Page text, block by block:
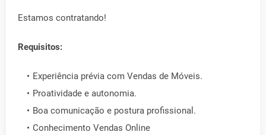
Estamos contratando!
Requisitos:
Experiência prévia com Vendas de Móveis.
Proatividade e autonomia.
Boa comunicação e postura profissional.
Conhecimento Vendas Online